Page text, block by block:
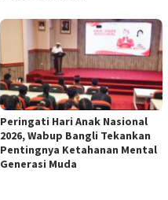
Peringati Hari Anak Nasional
2026, Wabup Bangli Tekankan
Pentingnya Ketahanan Mental
Generasi Muda